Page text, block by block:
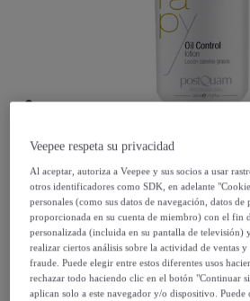
Postquam
Loción 200 ml. grasa
Modelo: Loción 200 ml.
7,99 €
Veepee respeta su privacidad
Al aceptar, autoriza a Veepee y sus socios a usar
otros identificadores como SDK, en adelante
personales (como sus datos de navegación, datos
proporcionada en su cuenta de miembro) con el fin
personalizada (incluida en su pantalla de televisión)
realizar ciertos análisis sobre la actividad de ventas
fraude. Puede elegir entre estos diferentes usos
rechazar todo haciendo clic en el botón "Continuar
aplican solo a este navegador y/o dispositivo. Puede